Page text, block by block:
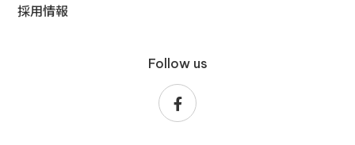
採用情報
Follow us